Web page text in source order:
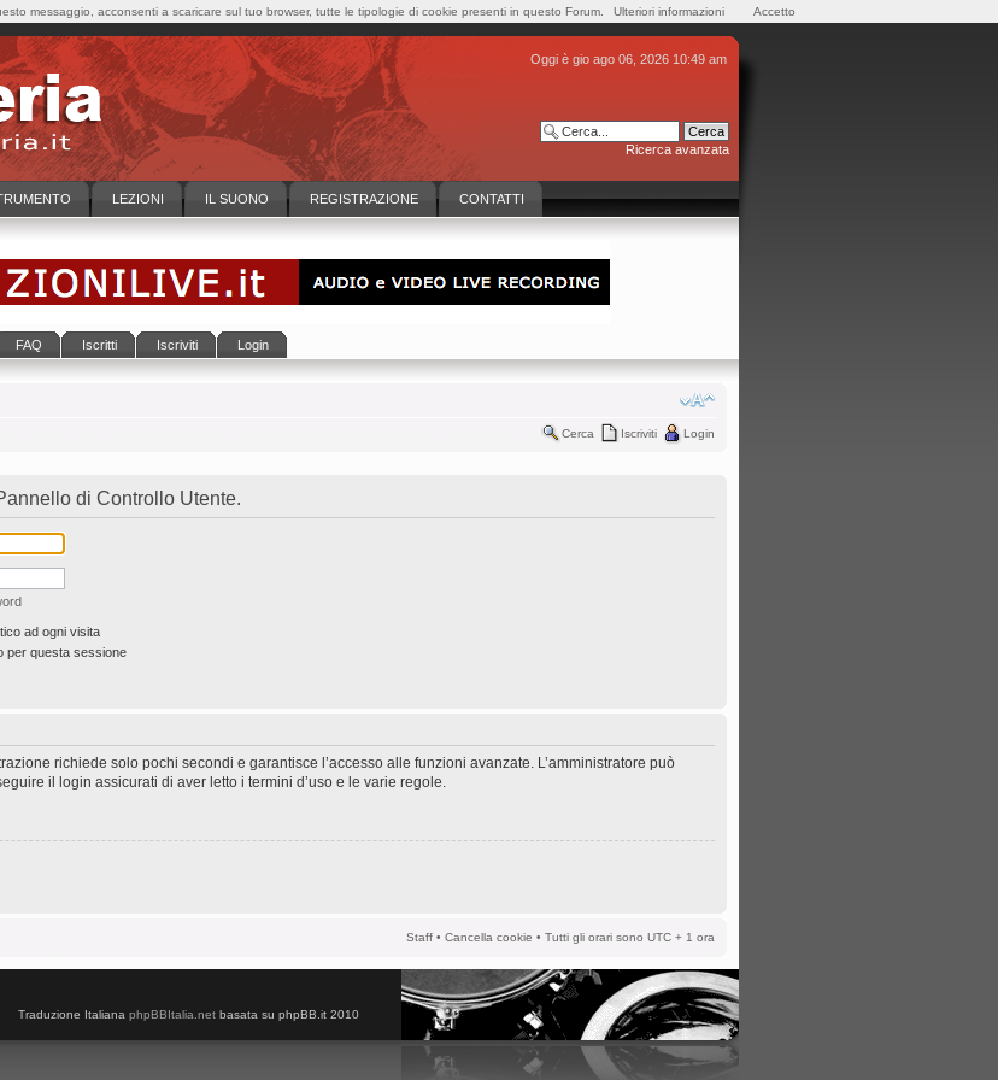
Oggi è gio ago 06, 2026 10:49 am
Ricerca avanzata
LEZIONI IL SUONO REGISTRAZIONE CONTATTI
FAQ Iscritti Iscriviti Login
Cerca Iscriviti Login
di Controllo Utente.
ad ogni visita
per questa sessione
richiede solo pochi secondi e garantisce l’accesso alle funzioni avanzate. L’amministratore può
il login assicurati di aver letto i termini d’uso e le varie regole.
Staff • Cancella cookie • Tutti gli orari sono UTC + 1 ora
Traduzione Italiana phpBBItalia.netbasata su phpBB.it 2010
messaggio, acconsenti a scaricare sul tuo browser, tutte le tipologie di cookie presenti in questo Forum. Ulteriori informazioni Accetto